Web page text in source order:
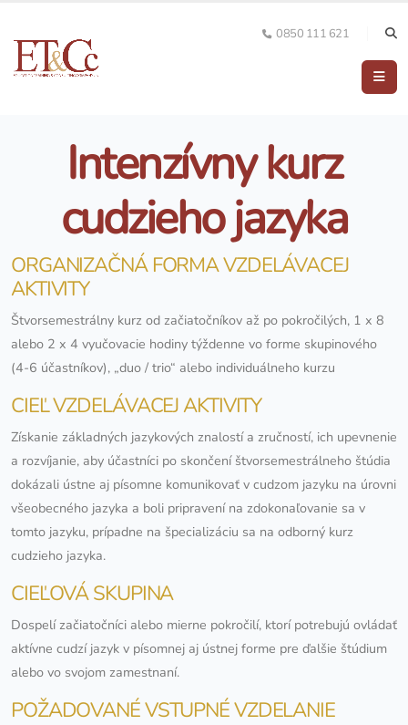
0850 111 621
Intenzívny kurz
cudzieho jazyka
ORGANIZAČNÁ FORMA VZDELÁVACEJ
AKTIVITY
Štvorsemestrálny kurz od začiatočníkov až po pokročilých, 1 x 8
alebo 2 x 4 vyučovacie hodiny týždenne vo forme skupinového
(4-6 účastníkov), „duo / trio“ alebo individuálneho kurzu
CIEĽ VZDELÁVACEJ AKTIVITY
Získanie základných jazykových znalostí a zručností, ich upevnenie
a rozvíjanie, aby účastníci po skončení štvorsemestrálneho štúdia
dokázali ústne aj písomne komunikovať v cudzom jazyku na úrovni
všeobecného jazyka a boli pripravení na zdokonaľovanie sa v
tomto jazyku, prípadne na špecializáciu sa na odborný kurz
cudzieho jazyka.
CIEĽOVÁ SKUPINA
Dospelí začiatočníci alebo mierne pokročilí, ktorí potrebujú ovládať
aktívne cudzí jazyk v písomnej aj ústnej forme pre ďalšie štúdium
alebo vo svojom zamestnaní.
POŽADOVANÉ VSTUPNÉ VZDELANIE